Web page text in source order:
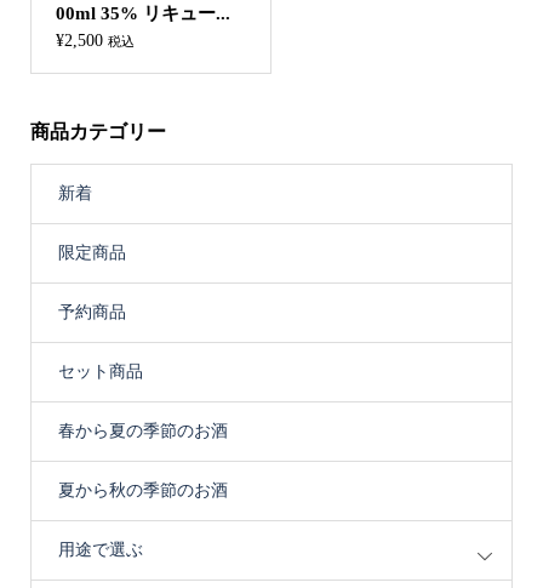
00ml 35% リキュー...
¥2,500 税込
商品カテゴリー
新着
限定商品
予約商品
セット商品
春から夏の季節のお酒
夏から秋の季節のお酒
用途で選ぶ